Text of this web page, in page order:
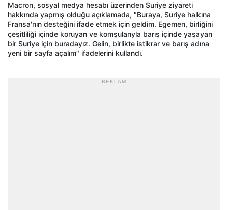
Macron, sosyal medya hesabı üzerinden Suriye ziyareti
hakkında yapmış olduğu açıklamada, "Buraya, Suriye halkına
Fransa'nın desteğini ifade etmek için geldim. Egemen, birliğini
çeşitliliği içinde koruyan ve komşularıyla barış içinde yaşayan
bir Suriye için buradayız. Gelin, birlikte istikrar ve barış adına
yeni bir sayfa açalım" ifadelerini kullandı.
- REKLAM -